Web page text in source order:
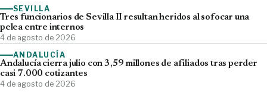
SEVILLA
Tres funcionarios de Sevilla II resultan heridos al sofocar una
pelea entre internos
4 de agosto de 2026
ANDALUCÍA
Andalucía cierra julio con 3,59 millones de afiliados tras perder
casi 7.000 cotizantes
4 de agosto de 2026